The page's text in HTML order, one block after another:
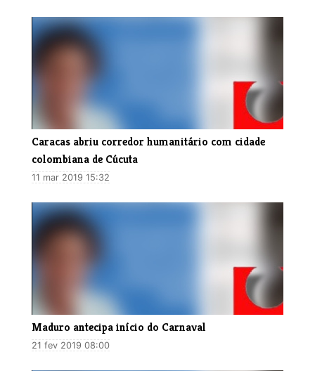
​Caracas abriu corredor humanitário com cidade
colombiana de Cúcuta
11 mar 2019 15:32
Maduro antecipa início do Carnaval
21 fev 2019 08:00